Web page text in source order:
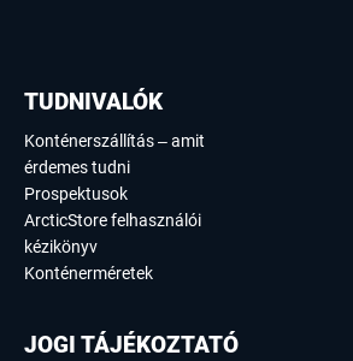
TUDNIVALÓK
Konténerszállítás – amit
érdemes tudni
Prospektusok
ArcticStore felhasználói
kézikönyv
Konténerméretek
JOGI TÁJÉKOZTATÓ